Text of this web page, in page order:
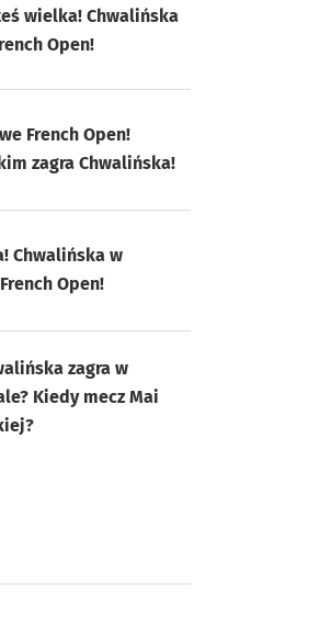
wielka! Chwalińska
Open!
French Open!
zagra Chwalińska!
Chwalińska w
Open!
zagra w
Kiedy mecz Mai